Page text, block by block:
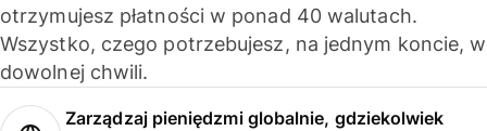
otrzymujesz płatności w ponad 40 walutach.
Wszystko, czego potrzebujesz, na jednym koncie, w
dowolnej chwili.
Zarządzaj pieniędzmi globalnie, gdziekolwiek